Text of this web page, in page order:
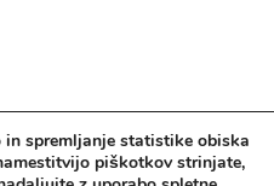
spremljanje statistike obiska
piškotkov strinjate,